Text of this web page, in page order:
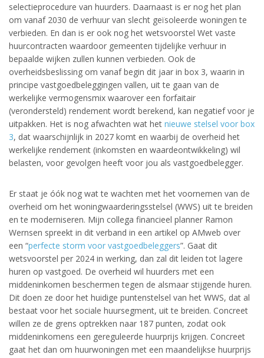
selectieprocedure van huurders. Daarnaast is er nog het plan
om vanaf 2030 de verhuur van slecht geïsoleerde woningen te
verbieden. En dan is er ook nog het wetsvoorstel Wet vaste
huurcontracten waardoor gemeenten tijdelijke verhuur in
bepaalde wijken zullen kunnen verbieden. Ook de
overheidsbeslissing om vanaf begin dit jaar in box 3, waarin in
principe vastgoedbeleggingen vallen, uit te gaan van de
werkelijke vermogensmix waarover een forfaitair
(verondersteld) rendement wordt berekend, kan negatief voor je
uitpakken. Het is nog afwachten wat het nieuwe stelsel voor box
3, dat waarschijnlijk in 2027 komt en waarbij de overheid het
werkelijke rendement (inkomsten en waardeontwikkeling) wil
belasten, voor gevolgen heeft voor jou als vastgoedbelegger.
Er staat je óók nog wat te wachten met het voornemen van de
overheid om het woningwaarderingsstelsel (WWS) uit te breiden
en te moderniseren. Mijn collega financieel planner Ramon
Wernsen spreekt in dit verband in een artikel op AMweb over
een “perfecte storm voor vastgoedbeleggers”. Gaat dit
wetsvoorstel per 2024 in werking, dan zal dit leiden tot lagere
huren op vastgoed. De overheid wil huurders met een
middeninkomen beschermen tegen de alsmaar stijgende huren.
Dit doen ze door het huidige puntenstelsel van het WWS, dat al
bestaat voor het sociale huursegment, uit te breiden. Concreet
willen ze de grens optrekken naar 187 punten, zodat ook
middeninkomens een gereguleerde huurprijs krijgen. Concreet
gaat het dan om huurwoningen met een maandelijkse huurprijs